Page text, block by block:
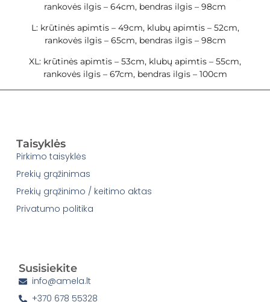
rankovės ilgis – 64cm, bendras ilgis – 98cm
L: krūtinės apimtis – 49cm, klubų apimtis – 52cm,
rankovės ilgis – 65cm, bendras ilgis – 98cm
XL: krūtinės apimtis – 53cm, klubų apimtis – 55cm,
rankovės ilgis – 67cm, bendras ilgis – 100cm
Taisyklės
Pirkimo taisyklės
Prekių grąžinimas
Prekių grąžinimo / keitimo aktas
Privatumo politika
Susisiekite
info@amela.lt
+370 678 55328